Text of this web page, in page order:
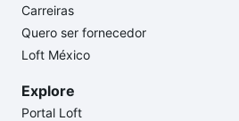
Carreiras
Quero ser fornecedor
Loft México
Explore
Portal Loft